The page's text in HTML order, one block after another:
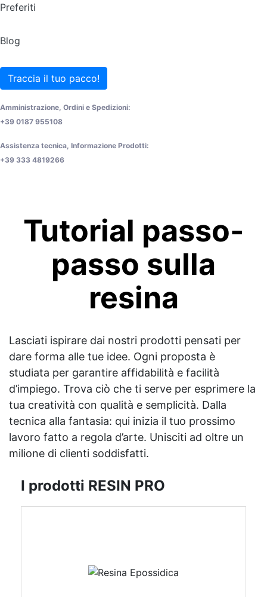
Preferiti
Blog
Traccia il tuo pacco!
Amministrazione, Ordini e Spedizioni:
+39 0187 955108
Assistenza tecnica, Informazione Prodotti:
+39 333 4819266
Tutorial passo-
passo sulla
resina
Lasciati ispirare dai nostri prodotti pensati per
dare forma alle tue idee. Ogni proposta è
studiata per garantire affidabilità e facilità
d’impiego. Trova ciò che ti serve per esprimere la
tua creatività con qualità e semplicità. Dalla
tecnica alla fantasia: qui inizia il tuo prossimo
lavoro fatto a regola d’arte. Unisciti ad oltre un
milione di clienti soddisfatti.
I prodotti RESIN PRO